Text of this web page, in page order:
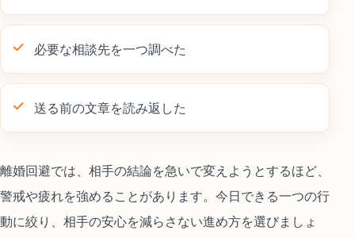
必要な相談先を一つ調べた
送る前の文章を読み返した
離婚回避では、相手の結論を急いで変えようとするほど、
警戒や疲れを強めることがあります。今日できる一つの行
動に絞り、相手の安心を減らさない進め方を選びましょ